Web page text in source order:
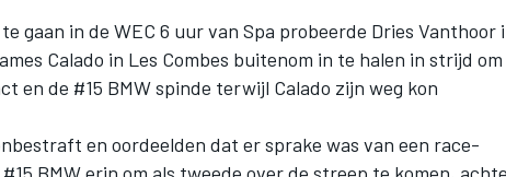
gaan in de WEC 6 uur van Spa probeerde Dries Vanthoor
Calado in Les Combes buitenom in te halen in strijd om
en de #15 BMW spinde terwijl Calado zijn weg kon
en oordeelden dat er sprake was van een race-